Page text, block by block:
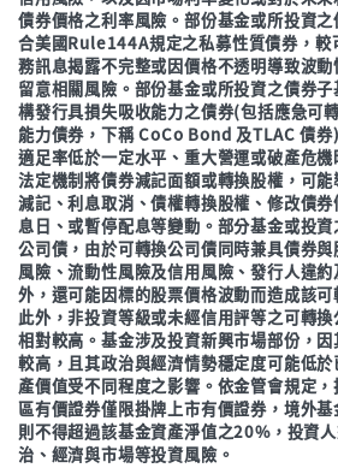
債券價格之利率風險。部份基金或所投資
合美國Rule144A規定之私募性質債券，較
務訊息揭露不完整或因價格不透明導致波
留意相關風險。部份基金或所投資之債券
構發行具損失吸收能力之債券(包括應急可
能力債券，下稱 CoCo Bond 及TLAC 債
適足率低於一定水平、重大營運或破產危
法定機制將債券減記面額或轉換股權，可
減記、利息取消、債權轉換股權、修改債
息日、或暫停配息等變動。部分基金或投
公司債，由於可轉換公司債同時兼具債券
風險、流動性風險及信用風險、發行人違
外，還可能因標的股票價格波動而造成該可
此外，非投資等級或未經信用評等之可轉
相對較高。基金涉及投資新興市場部份，
較高，且其政治與經濟情勢穩定度可能低
產價值受不同程度之影響。依金管會規定
區有價證券僅限掛牌上市有價證券，境外
則不得超過該基金資產淨值之20%，投資
治、經濟與市場等投資風險。